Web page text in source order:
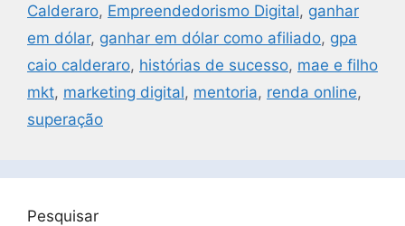
Calderaro, Empreendedorismo Digital, ganhar
em dólar, ganhar em dólar como afiliado, gpa
caio calderaro, histórias de sucesso, mae e filho
mkt, marketing digital, mentoria, renda online,
superação
Pesquisar